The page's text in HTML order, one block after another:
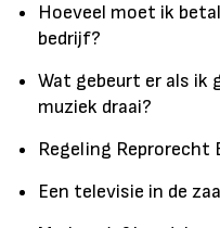
Hoeveel moet ik
bedrijf?
Wat gebeurt er als ik
muziek draai?
Regeling Reprorecht
Een televisie in de